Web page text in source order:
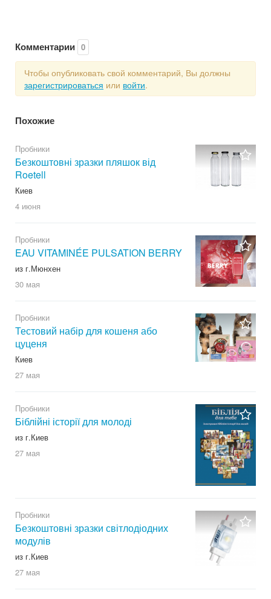
Комментарии 0
Чтобы опубликовать свой комментарий, Вы должны
зарегистрироваться или войти.
Похожие
Пробники
Безкоштовні зразки пляшок від
Roetell
Киев
4 июня
Пробники
EAU VITAMINÉE PULSATION BERRY
из г.Мюнхен
30 мая
Пробники
Тестовий набір для кошеня або
цуценя
Киев
27 мая
Пробники
Біблійні історії для молоді
из г.Киев
27 мая
Пробники
Безкоштовні зразки світлодіодних
модулів
из г.Киев
27 мая